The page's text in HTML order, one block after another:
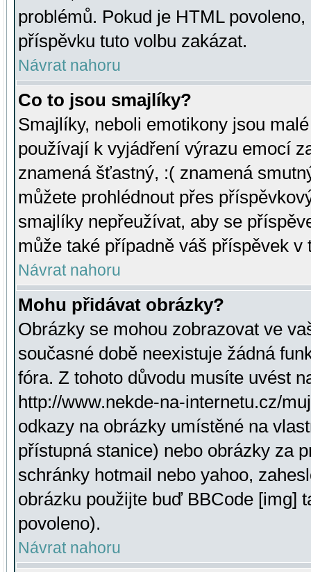
problémů. Pokud je HTML
příspěvku tuto volbu zakázat.
Návrat nahoru
Co to jsou smajlíky?
Smajlíky, neboli emotikony jsou
používají k vyjádření výrazu emocí
znamená šťastný, :( znamená
můžete prohlédnout přes
smajlíky nepřeužívat, aby se
může také případně váš příspěvek v
Návrat nahoru
Mohu přidávat obrázky?
Obrázky se mohou zobrazovat ve
současné době neexistuje žádná
fóra. Z tohoto důvodu musíte uvést
http://www.nekde-na-internetu.cz/
odkazy na obrázky umístěné na
přístupná stanice) nebo obrázky za
schránky hotmail nebo yahoo,
obrázku použijte buď BBCode [img]
povoleno).
Návrat nahoru